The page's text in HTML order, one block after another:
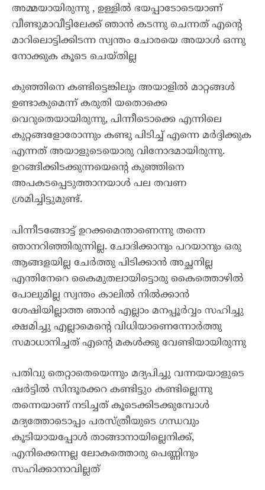
അമ്മയായിരുന്നു , ഉള്ളിൽ ഭയപ്പാടോടെയാണ്
വീണ്ടുമാവീട്ടിലേക്ക് ഞാൻ കടന്നു ചെന്നത് എന്റെ
മാറിലൊട്ടിക്കിടന്ന സ്വന്തം ചോരയെ അയാൾ ഒന്നു
നോക്കുക കൂടെ ചെയ്തില്ല
കുഞ്ഞിനെ കണ്ടിട്ടെങ്കിലും അയാളിൽ മാറ്റങ്ങൾ
ഉണ്ടാകുമെന്ന് കരുതി യതൊക്കെ
വെറുതെയായിരുന്നു, പിന്നീടൊക്കെ എന്നിലെ
കുറ്റങ്ങളോരോന്നും കണ്ടു പിടിച്ച് എന്നെ മർദ്ദിക്കുക
എന്നത് അയാളുടെയൊരു വിനോദമായിരുന്നു.
ഉറങ്ങിക്കിടക്കുന്നയെന്റെ കുഞ്ഞിനെ
അപകടപ്പെടുത്താനയാൾ പല തവണ
ശ്രമിച്ചിട്ടുമുണ്ട്.
പിന്നീടങ്ങോട്ട് ഉറക്കമെന്താണെന്നു തന്നെ
ഞാനറിഞ്ഞിരുന്നില്ല. ചോദിക്കാനും പറയാനും ഒരു
ആങ്ങളയില്ല ചേർത്തു പിടിക്കാൻ അച്ഛനില്ല
എന്തിനേറെ കൈമുതലായിട്ടൊരു കൈത്തൊഴിൽ
പോലുമില്ല സ്വന്തം കാലിൽ നിൽക്കാൻ
ശേഷിയില്ലാത്ത ഞാൻ എല്ലാം മനപ്പൂർവ്വം സഹിച്ചു
ക്ഷമിച്ചു എല്ലാമെന്റെ വിധിയാണെന്നോർത്തു
സമാധാനിച്ചത് എന്റെ മകൾക്കു വേണ്ടിയായിരുന്നു
പതിവു തെറ്റാതെയെന്നും മദ്യപിച്ചു വന്നയയാളുടെ
ഷർട്ടിൽ സിന്ദൂരക്കറ കണ്ടിട്ടുo കണ്ടില്ലെന്നു
തന്നെയാണ് നടിച്ചത് കൂടെക്കിടക്കുമ്പോൾ
മദ്യത്തോടൊപ്പം പരസ്ത്രീയുടെ ഗന്ധവും
കൂടിയായപ്പോൾ താങ്ങാനായില്ലെനിക്ക്,
എനിക്കെന്നല്ല ലോകത്തൊരു പെണ്ണിനും
സഹിക്കാനാവില്ലത്